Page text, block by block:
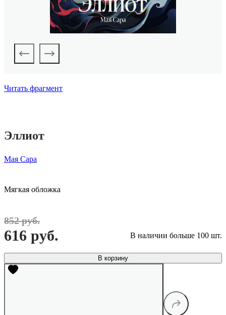
Читать фрагмент
Эллиот
Мая Сара
Мягкая обложка
852 руб.
616 руб. В наличии больше 100 шт.
В корзину